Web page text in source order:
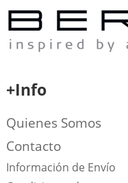
+Info
Quienes Somos
Contacto
Información de Envío